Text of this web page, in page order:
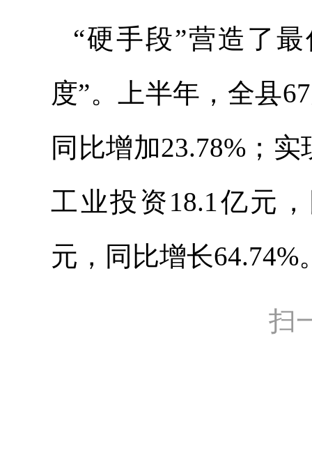
“硬手段”营造了
度”。上半年，全县
同比增加23.78%；
工业投资18.1亿元
元，同比增长64.74%
扫